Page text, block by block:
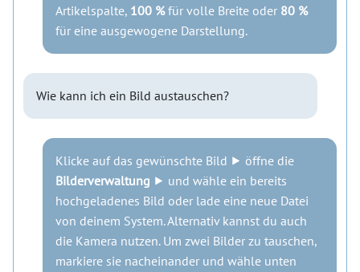
Artikelspalte, 100 %für volle Breite oder 80 %
für eine ausgewogene Darstellung.
Wie kann ich ein Bild austauschen?
Klicke auf das gewünschte Bild ⯈ öffne die
Bilderverwaltung ⯈ und wähle ein bereits
hochgeladenes Bild oder lade eine neue Datei
von deinem System. Alternativ kannst du auch
die Kamera nutzen. Um zwei Bilder zu tauschen,
markiere sie nacheinander und wähle unten